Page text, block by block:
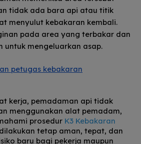
tidak ada bara api atau titik
menyulut kebakaran kembali.
pada area yang terbakar dan
untuk mengeluarkan asap.
petugas kebakaran
kerja, pemadaman api tidak
menggunakan alat pemadam,
prosedur K3 Kebakaran
tetap aman, tepat, dan
baru bagi pekerja maupun